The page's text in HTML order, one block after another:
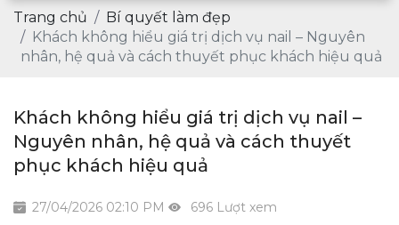
Trang chủ
Bí quyết làm đẹp
Khách không hiểu giá trị dịch vụ nail – Nguyên
nhân, hệ quả và cách thuyết phục khách hiệu quả
Khách không hiểu giá trị dịch vụ nail –
Nguyên nhân, hệ quả và cách thuyết
phục khách hiệu quả
27/04/2026 02:10 PM 696 Lượt xem